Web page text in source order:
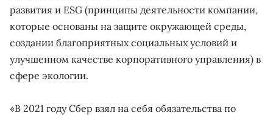
развития и ESG (принципы деятельности компании,
которые основаны на защите окружающей среды,
создании благоприятных социальных условий и
улучшенном качестве корпоративного управления) в
сфере экологии.
«В 2021 году Сбер взял на себя обязательства по